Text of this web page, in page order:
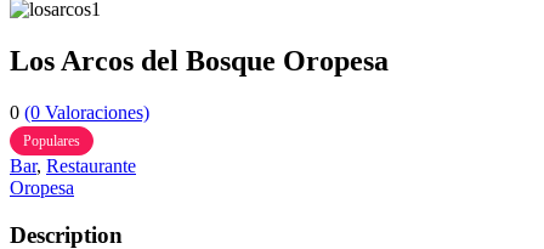
Los Arcos del Bosque Oropesa
0 (0 Valoraciones)
Populares
Bar, Restaurante
Oropesa
Description